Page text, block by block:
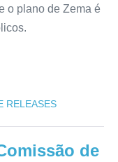
o plano de Zema é
RELEASES
de